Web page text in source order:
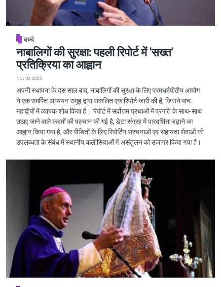
बच्चे
नाबालिगों की सुरक्षा: पहली रिपोर्ट में 'सख्त'
प्रतिक्रिया का आह्वान
Nov 04, 2024
अपनी स्थापना के दस साल बाद, नाबालिगों की सुरक्षा के लिए परमधर्मपीठीय आयोग
ने एक समर्पित अध्ययन समूह द्वारा संकलित एक रिपोर्ट जारी की है, जिसने पांच
महाद्वीपों में व्यापक शोध किया है। रिपोर्ट में सर्वोत्तम प्रथाओं में प्रगति के साथ-साथ
उठाए जाने वाले कदमों की पहचान की गई है, डेटा संग्रह में पारदर्शिता बढ़ाने का
आह्वान किया गया है, और पीड़ितों के लिए रिपोर्टिंग संरचनाओं एवं सहायता सेवाओं की
उपलब्धता के संबंध में स्थानीय कलीसियाओं में असंतुलन को उजागर किया गया है।